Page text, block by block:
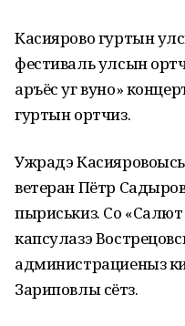
Касиярово гуртын
фестиваль улсын
аръёс уг вуно»
гуртын ортчиз.
Ужрадэ
ветеран Пётр
пыриськиз. Со
капсулазэ
администрациеныз
Зариповлы сётӥз.